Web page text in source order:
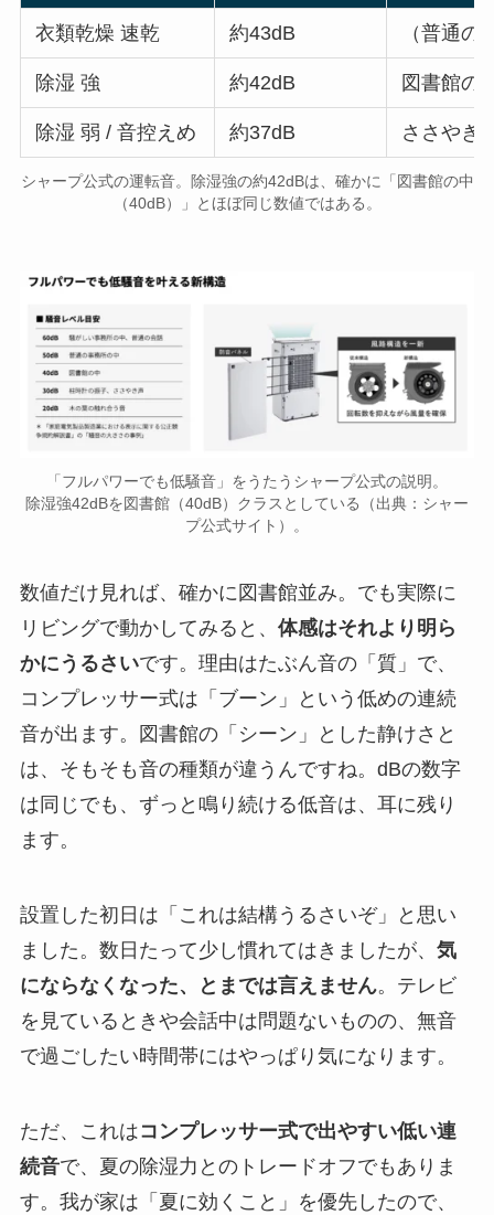
衣類乾燥 速乾 約43dB （普通の
除湿 強 約42dB 図書館の
除湿 弱 / 音控えめ 約37dB ささやき
シャープ公式の運転音。除湿強の約42dBは、確かに「図書館の中
（40dB）」とほぼ同じ数値ではある。
「フルパワーでも低騒音」をうたうシャープ公式の説明。
除湿強42dBを図書館（40dB）クラスとしている（出典：シャー
プ公式サイト）。
数値だけ見れば、確かに図書館並み。でも実際に
リビングで動かしてみると、 体感はそれより明ら
かにうるさいです。理由はたぶん音の「質」で、
コンプレッサー式は「ブーン」という低めの連続
音が出ます。図書館の「シーン」とした静けさと
は、そもそも音の種類が違うんですね。dBの数字
は同じでも、ずっと鳴り続ける低音は、耳に残り
ます。
設置した初日は「これは結構うるさいぞ」と思い
ました。数日たって少し慣れてはきましたが、 気
にならなくなった、とまでは言えません。テレビ
を見ているときや会話中は問題ないものの、無音
で過ごしたい時間帯にはやっぱり気になります。
ただ、これはコンプレッサー式で出やすい低い連
続音で、夏の除湿力とのトレードオフでもありま
す。我が家は「夏に効くこと」を優先したので、